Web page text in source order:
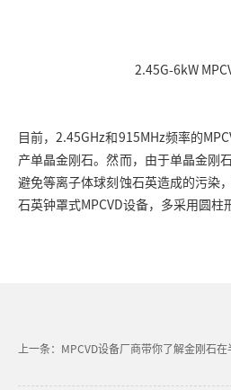
2.45G-6kW
目前，2.45GHz和915MHz频率的
产单晶金刚石。然而，由于单晶金刚
避免等离子体球刻蚀石英造成的污染
石英钟罩式MPCVD设备，多采用圆柱